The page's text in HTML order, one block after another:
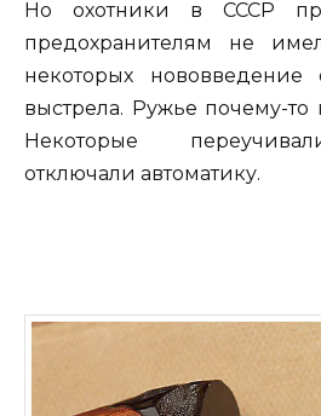
Но охотники в СССР
предохранителям не
некоторых нововведение
выстрела. Ружье почему-то
Некоторые
отключали автоматику.